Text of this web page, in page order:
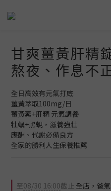
甘爽薑黃肝精
熬夜、作息不
全日高效有元氣打底
薑黃萃取100mg/日
薑黃素+肝精 元氣調養
牡蠣+黑蜆，滋養強壯
應酬、代謝必備良方
全家的勝利人生保養推薦
至08/30 16:00截止 全店，爸